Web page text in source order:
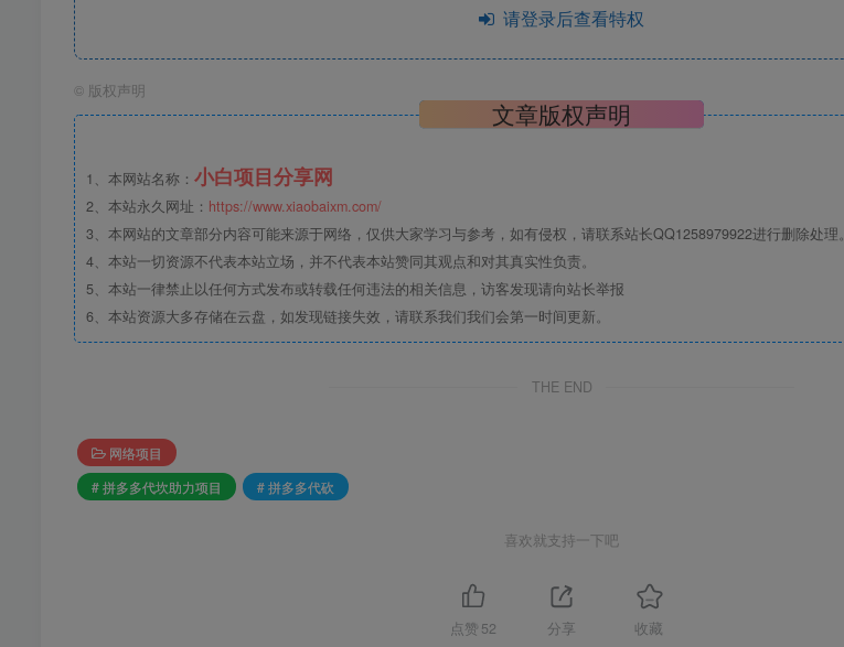
请登录后查看特权
© 版权声明
文章版权声明
1、本网站名称： 小白项目分享网
2、本站永久网址： https://www.xiaobaixm.com/
3、本网站的文章部分内容可能来源于网络，仅供大家学习与参考，如有侵权，请联系站长QQ1258979922进行删除处理。
4、本站一切资源不代表本站立场，并不代表本站赞同其观点和对其真实性负责。
5、本站一律禁止以任何方式发布或转载任何违法的相关信息，访客发现请向站长举报
6、本站资源大多存储在云盘，如发现链接失效，请联系我们我们会第一时间更新。
THE END
网络项目
# 拼多多代坎助力项目
# 拼多多代砍
喜欢就支持一下吧
点赞 52 分享 收藏